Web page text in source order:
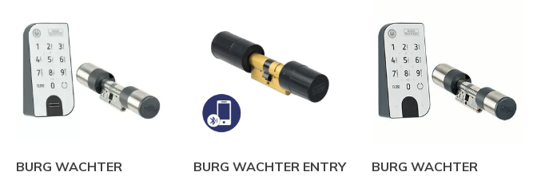
BURG WACHTER
BURG WACHTER ENTRY
BURG WACHTER